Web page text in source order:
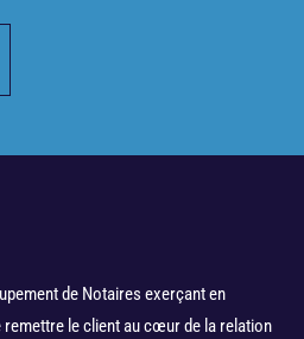
de Notaires exerçant en
remettre le client au cœur de la relation